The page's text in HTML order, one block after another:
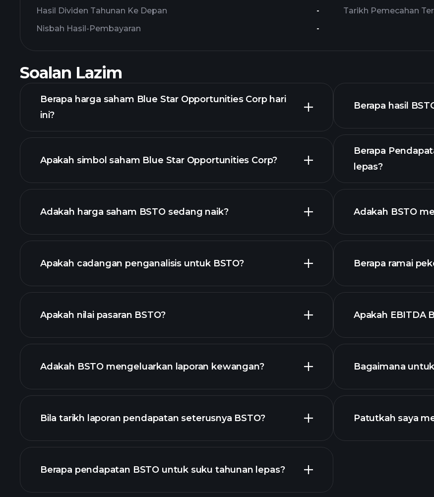
Hasil Dividen Tahunan Ke Depan
-
Nisbah Hasil-Pembayaran
-
Tarikh Pemecahan
Soalan Lazim
Berapa harga saham Blue Star Opportunities Corp hari
ini?
grafik
Apakah simbol saham Blue Star Opportunities Corp?
Adakah harga saham BSTO sedang naik?
grafik
Apakah cadangan penganalisis untuk BSTO?
Apakah nilai pasaran BSTO?
senarai saham kami
Adakah BSTO mengeluarkan laporan kewangan?
kewangan BSTO
Bila tarikh laporan pendapatan seterusnya BSTO?
Berapa pendapatan BSTO untuk suku tahunan lepas?
Berapa hasil
Berapa
lepas?
Adakah BSTO
Berapa ramai
Apakah EBITDA
Bagaimana
Patutkah saya